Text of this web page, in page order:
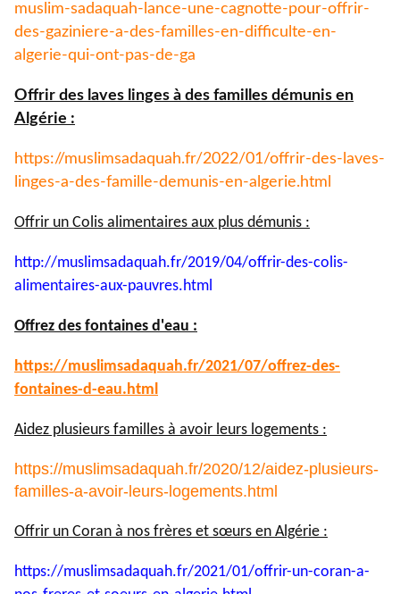
muslim-sadaquah-lance-une-cagnotte-pour-offrir-
des-gaziniere-a-des-familles-en-difficulte-en-
algerie-qui-ont-pas-de-ga
Offrir des laves linges à des familles démunis en
Algérie :
https://muslimsadaquah.fr/2022/01/offrir-des-laves-
linges-a-des-famille-demunis-en-algerie.html
Offrir un Colis alimentaires aux plus démunis :
http://muslimsadaquah.fr/2019/04/offrir-des-colis-
alimentaires-aux-pauvres.html
Offrez des fontaines d'eau :
https://muslimsadaquah.fr/2021/07/offrez-des-
fontaines-d-eau.html
Aidez plusieurs familles à avoir leurs logements :
https://muslimsadaquah.fr/2020/12/aidez-plusieurs-
familles-a-avoir-leurs-logements.html
Offrir un Coran à nos frères et sœurs en Algérie :
https://muslimsadaquah.fr/2021/01/offrir-un-coran-a-